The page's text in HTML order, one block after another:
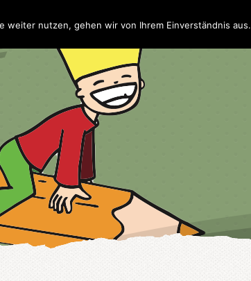
weiter nutzen, gehen wir von Ihrem Einverständnis aus.